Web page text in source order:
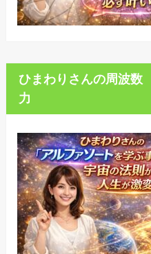
ひまわりさんの周波
力